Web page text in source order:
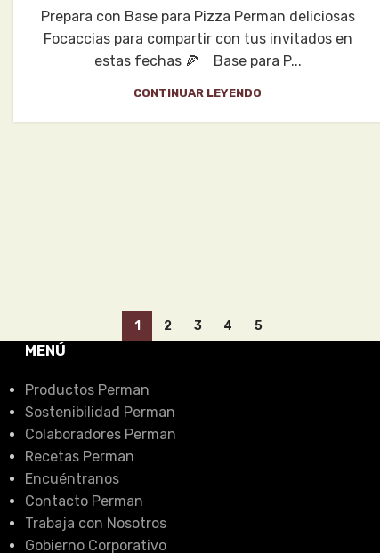
Prepara con Base para Pizza Perman deliciosas
Focaccias para compartir con tus invitados en
estas fechas 🍕 Base para P...
CONTINUAR LEYENDO
1 2 3 4 5
MENÚ
Productos Perman
Sostenibilidad Perman
Colaboradores Perman
Recetas Perman
Encuéntranos
Contacto Perman
Trabaja con Nosotros
Gobierno Corporativo